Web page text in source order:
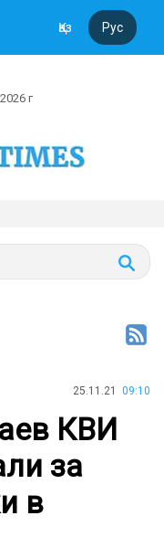
Қаз Рус
г
25.11.21 09:10
КВИ
за
в